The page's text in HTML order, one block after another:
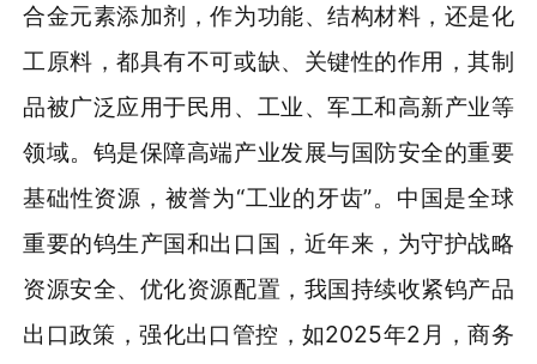
合金元素添加剂，作为功能、结构材料，还是化
工原料，都具有不可或缺、关键性的作用，其制
品被广泛应用于民用、工业、军工和高新产业等
领域。钨是保障高端产业发展与国防安全的重要
基础性资源，被誉为“工业的牙齿”。中国是全球
重要的钨生产国和出口国，近年来，为守护战略
资源安全、优化资源配置，我国持续收紧钨产品
出口政策，强化出口管控，如2025年2月，商务